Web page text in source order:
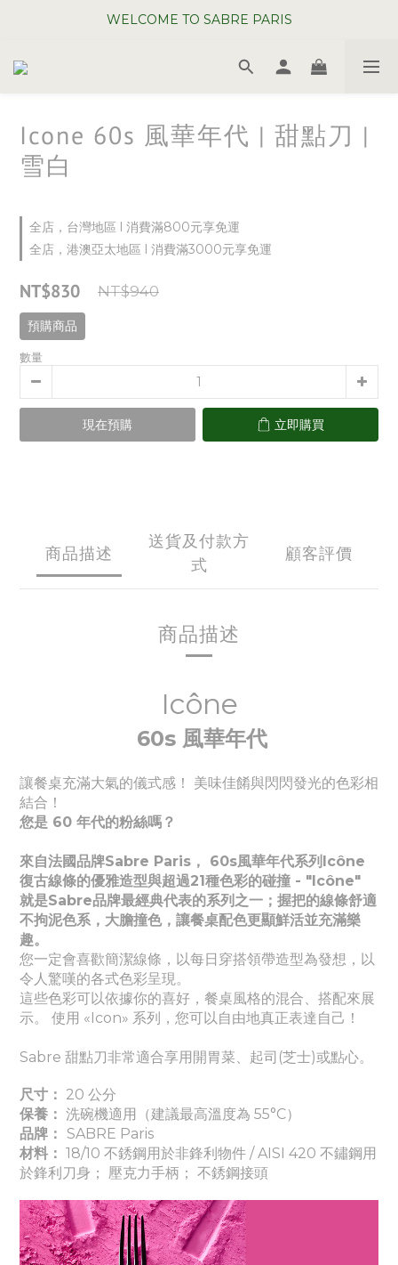
WELCOME TO SABRE PARIS
WELCOME TO SABRE PARIS
夏日年中慶全館 88 折
Icone 60s 風華年代 | 甜點刀 |
雪白
全店，台灣地區 l 消費滿800元享免運
全店，港澳亞太地區 l 消費滿3000元享免運
NT$830 NT$940
預購商品
數量
現在預購 立即購買
商品描述
送貨及付款方
式
顧客評價
商品描述
Icône
60s 風華年代
讓餐桌充滿大氣的儀式感！ 美味佳餚與閃閃發光的色彩相
結合！
您是 60 年代的粉絲嗎？
來自法國品牌Sabre Paris， 60s風華年代系列Icône
復古線條的優雅造型與超過21種色彩的碰撞 - "Icône"
就是Sabre品牌最經典代表的系列之一；握把的線條舒適
不拘泥色系，大膽撞色，讓餐桌配色更顯鮮活並充滿樂
趣。
您一定會喜歡簡潔線條，以每日穿搭領帶造型為發想，以
令人驚嘆的各式色彩呈現。
這些色彩可以依據你的喜好，餐桌風格的混合、搭配來展
示。 使用 «Icon» 系列，您可以自由地真正表達自己！
Sabre 甜點刀非常適合享用開胃菜、起司(芝士)或點心。
尺寸： 20 公分
保養： 洗碗機適用（建議最高溫度為 55°C）
品牌： SABRE Paris
材料： 18/10 不銹鋼用於非鋒利物件 / AISI 420 不鏽鋼用
於鋒利刀身； 壓克力手柄； 不銹鋼接頭